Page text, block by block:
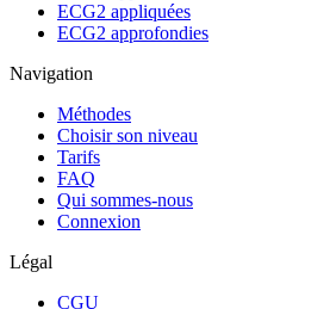
ECG2 appliquées
ECG2 approfondies
Navigation
Méthodes
Choisir son niveau
Tarifs
FAQ
Qui sommes-nous
Connexion
Légal
CGU